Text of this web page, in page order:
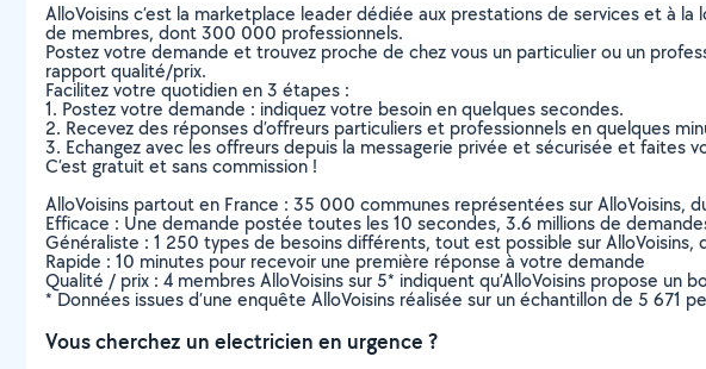
AlloVoisins c’est la marketplace leader dédiée aux prestations de services et à
de membres, dont 300 000 professionnels.
Postez votre demande et trouvez proche de chez vous un particulier ou un
rapport qualité/prix.
Facilitez votre quotidien en 3 étapes :
1. Postez votre demande : indiquez votre besoin en quelques secondes.
2. Recevez des réponses d’offreurs particuliers et professionnels en quelques
3. Echangez avec les offreurs depuis la messagerie privée et sécurisée et faites
C’est gratuit et sans commission !
AlloVoisins partout en France : 35 000 communes représentées sur AlloVoisins,
Efficace : Une demande postée toutes les 10 secondes, 3.6 millions de
Généraliste : 1 250 types de besoins différents, tout est possible sur AlloVoisins,
Rapide : 10 minutes pour recevoir une première réponse à votre demande
Qualité / prix : 4 membres AlloVoisins sur 5* indiquent qu’AlloVoisins propose un
* Données issues d’une enquête AlloVoisins réalisée sur un échantillon de 5 671
Vous cherchez un electricien en urgence ?